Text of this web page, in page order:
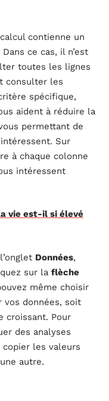
contienne un
ce cas, il n’est
toutes les lignes
consulter les
spécifique,
aident à réduire la
permettant de
Sur
à chaque colonne
intéressent
vie est-il si élevé
Données,
sur la flèche
même choisir
vos données, soit
croissant. Pour
des analyses
les valeurs
autre.